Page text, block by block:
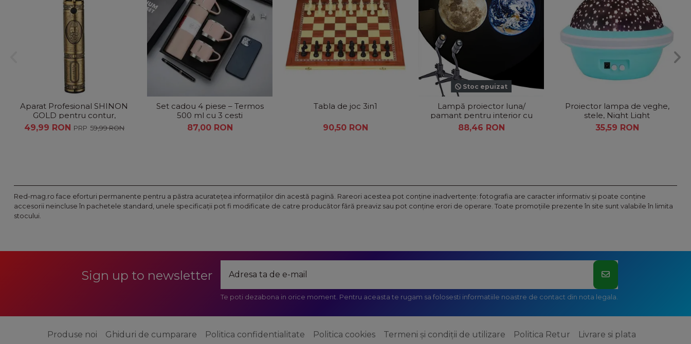
Aparat Profesional SHINON
GOLD pentru contur,
incarcare USB ,cu
acumulator si lama tip T
49,99 RON 59,99 RON
Set cadou 4 piese – Termos
500 ml cu 3 cești
87,00 RON
Tabla de joc 3in1
90,50 RON
Stoc epuizat
Lampă proiector luna/
pamant pentru interior cu
led de 3w, cu stativ
88,46 RON
Proiector lampa de veghe,
stele, Night Light
35,59 RON
Red-mag.ro face eforturi permanente pentru a păstra acurateţea informaţiilor din acestă pagină. Rareori acestea pot conţine inadvertenţe: fotografia are caracter informativ şi poate conţine
accesorii neincluse în pachetele standard, unele specificaţii pot fi modificate de catre producător fără preaviz sau pot conţine erori de operare. Toate promoţiile prezente în site sunt valabile în limita
stocului.
Sign up to newsletter
Te poti dezabona in orice moment. Pentru aceasta te rugam sa folosesti informatiile noastre de contact din nota legala.
Produse noi Ghiduri de cumparare Politica confidentialitate Politica cookies Termeni și condiții de utilizare Politica Retur Livrare si plata